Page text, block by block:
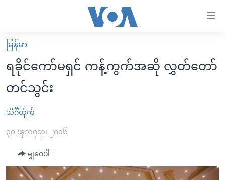
လွယ်ကူ
စေ
သည့်
များ
ပင်မ
ကျော်
မူလစာမျက်နှာ
မြန်မာ
ကမ္ဘာ့သတင်းများ
နိုင်ငံတကာ
အစ္စရေး-ပါလက်စတိုင်း
ဗွီဒီယို
သတင်းလွတ်လပ်ခွင့်
အင်္ဂလိပ်စာလေ့လာမယ်
မြန်မာ
ရခိုင်ကော်မရှင် ကန့်ကွက်အဆို လွှတ်တော်
တင်သွင်း
သိင်္ဂီထိုက်
၃၀ ၾသဂုတ္၊ ၂၀၁၆
မျှဝေပါ